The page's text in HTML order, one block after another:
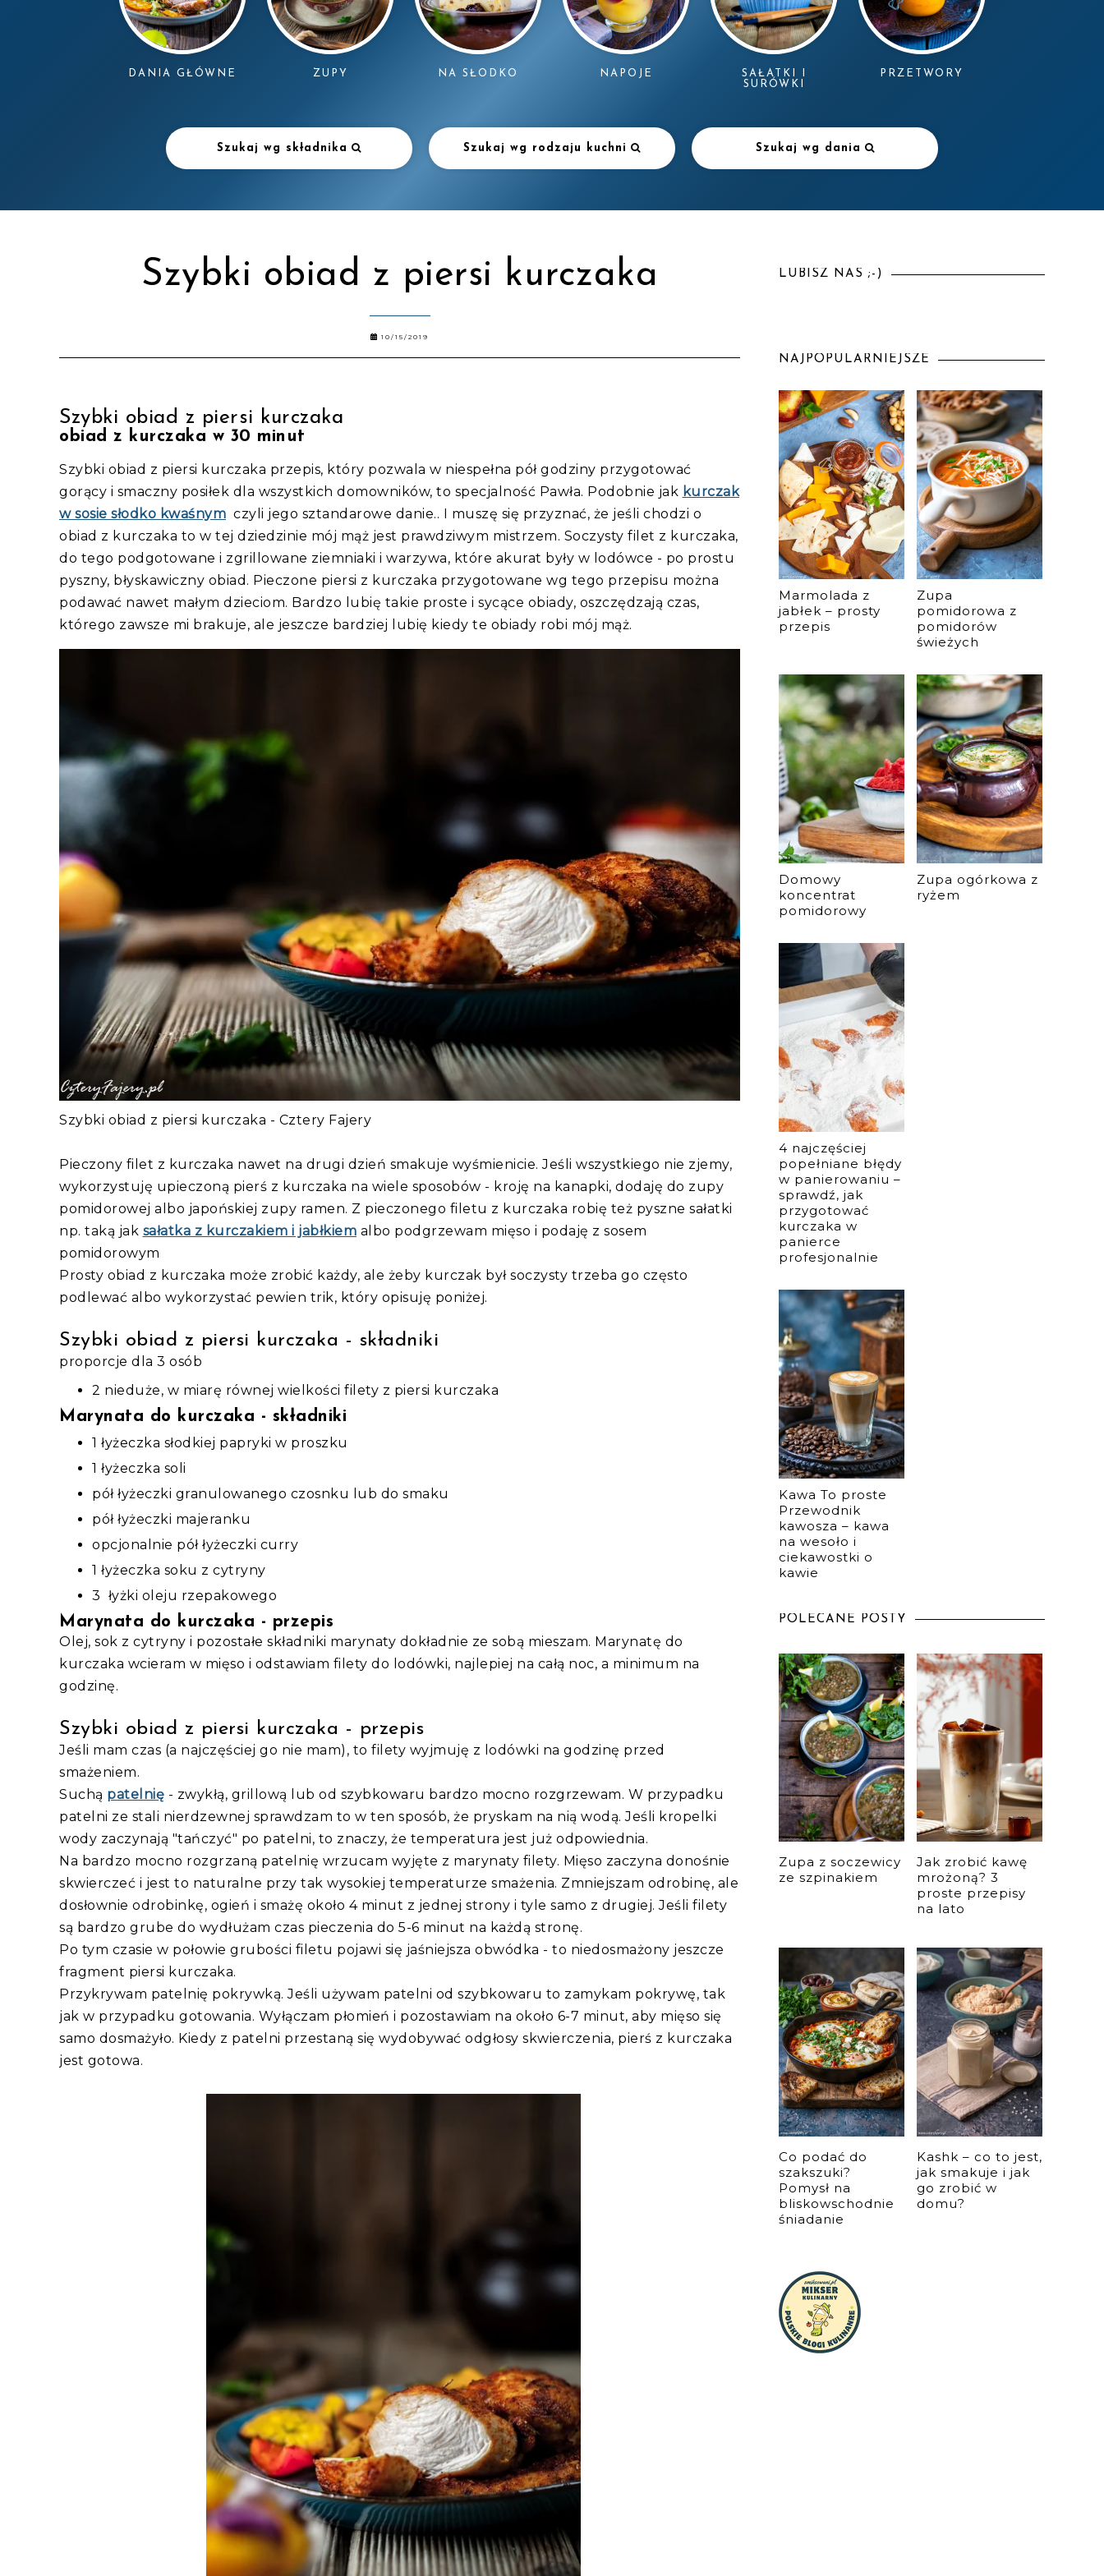
DANIA GŁÓWNE ZUPY NA SŁODKO NAPOJE
SAŁATKI I
SURÓWKI
PRZETWORY
Szukaj wg składnika Szukaj wg rodzaju kuchni Szukaj wg dania
Szybki obiad z piersi kurczaka
10/15/2019
Szybki obiad z piersi kurczaka
obiad z kurczaka w 30 minut
Szybki obiad z piersi kurczaka przepis, który pozwala w niespełna pół godziny przygotować
gorący i smaczny posiłek dla wszystkich domowników, to specjalność Pawła. Podobnie jak kurczak
w sosie słodko kwaśnym czyli jego sztandarowe danie.. I muszę się przyznać, że jeśli chodzi o
obiad z kurczaka to w tej dziedzinie mój mąż jest prawdziwym mistrzem. Soczysty filet z kurczaka,
do tego podgotowane i zgrillowane ziemniaki i warzywa, które akurat były w lodówce - po prostu
pyszny, błyskawiczny obiad. Pieczone piersi z kurczaka przygotowane wg tego przepisu można
podawać nawet małym dzieciom. Bardzo lubię takie proste i sycące obiady, oszczędzają czas,
którego zawsze mi brakuje, ale jeszcze bardziej lubię kiedy te obiady robi mój mąż.
Szybki obiad z piersi kurczaka - Cztery Fajery
Pieczony filet z kurczaka nawet na drugi dzień smakuje wyśmienicie. Jeśli wszystkiego nie zjemy,
wykorzystuję upieczoną pierś z kurczaka na wiele sposobów - kroję na kanapki, dodaję do zupy
pomidorowej albo japońskiej zupy ramen. Z pieczonego filetu z kurczaka robię też pyszne sałatki
np. taką jak sałatka z kurczakiem i jabłkiem albo podgrzewam mięso i podaję z sosem
pomidorowym
Prosty obiad z kurczaka może zrobić każdy, ale żeby kurczak był soczysty trzeba go często
podlewać albo wykorzystać pewien trik, który opisuję poniżej.
Szybki obiad z piersi kurczaka - składniki
proporcje dla 3 osób
2 nieduże, w miarę równej wielkości filety z piersi kurczaka
Marynata do kurczaka - składniki
1 łyżeczka słodkiej papryki w proszku
1 łyżeczka soli
pół łyżeczki granulowanego czosnku lub do smaku
pół łyżeczki majeranku
opcjonalnie pół łyżeczki curry
1 łyżeczka soku z cytryny
3 łyżki oleju rzepakowego
Marynata do kurczaka - przepis
Olej, sok z cytryny i pozostałe składniki marynaty dokładnie ze sobą mieszam. Marynatę do
kurczaka wcieram w mięso i odstawiam filety do lodówki, najlepiej na całą noc, a minimum na
godzinę.
Szybki obiad z piersi kurczaka - przepis
Jeśli mam czas (a najczęściej go nie mam), to filety wyjmuję z lodówki na godzinę przed
smażeniem.
Suchą patelnię - zwykłą, grillową lub od szybkowaru bardzo mocno rozgrzewam. W przypadku
patelni ze stali nierdzewnej sprawdzam to w ten sposób, że pryskam na nią wodą. Jeśli kropelki
wody zaczynają "tańczyć" po patelni, to znaczy, że temperatura jest już odpowiednia.
Na bardzo mocno rozgrzaną patelnię wrzucam wyjęte z marynaty filety. Mięso zaczyna donośnie
skwierczeć i jest to naturalne przy tak wysokiej temperaturze smażenia. Zmniejszam odrobinę, ale
dosłownie odrobinkę, ogień i smażę około 4 minut z jednej strony i tyle samo z drugiej. Jeśli filety
są bardzo grube do wydłużam czas pieczenia do 5-6 minut na każdą stronę.
Po tym czasie w połowie grubości filetu pojawi się jaśniejsza obwódka - to niedosmażony jeszcze
fragment piersi kurczaka.
Przykrywam patelnię pokrywką. Jeśli używam patelni od szybkowaru to zamykam pokrywę, tak
jak w przypadku gotowania. Wyłączam płomień i pozostawiam na około 6-7 minut, aby mięso się
samo dosmażyło. Kiedy z patelni przestaną się wydobywać odgłosy skwierczenia, pierś z kurczaka
jest gotowa.
LUBISZ NAS ;-)
NAJPOPULARNIEJSZE
Marmolada z
jabłek – prosty
przepis
Zupa
pomidorowa z
pomidorów
świeżych
Domowy
koncentrat
pomidorowy
Zupa ogórkowa z
ryżem
4 najczęściej
popełniane błędy
w panierowaniu –
sprawdź, jak
przygotować
kurczaka w
panierce
profesjonalnie
Kawa To proste
Przewodnik
kawosza – kawa
na wesoło i
ciekawostki o
kawie
POLECANE POSTY
Zupa z soczewicy
ze szpinakiem
Jak zrobić kawę
mrożoną? 3
proste przepisy
na lato
Co podać do
szakszuki?
Pomysł na
bliskowschodnie
śniadanie
Kashk – co to jest,
jak smakuje i jak
go zrobić w
domu?